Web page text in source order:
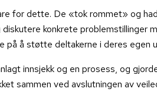
for dette. De «tok rommet» og
konkrete problemstillinger
på å støtte deltakerne i deres egen
innsjekk og en prosess, og
sammen ved avslutningen av